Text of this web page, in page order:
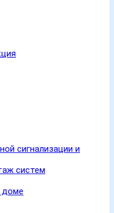
сигнализации и
систем
доме